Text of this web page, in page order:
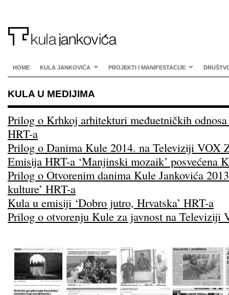
HOME KULA JANKOVIĆA PROJEKTI I MANIFESTACIJE
KULA U MEDIJIMA
Prilog o Krhkoj arhitekturi međuetničkih odnosa
HRT-a
Prilog o Danima Kule 2014. na Televiziji VOX
Emisija HRT-a ‘Manjinski mozaik’ posvećena
Prilog o Otvorenim danima Kule Jankovića
kulture’ HRT-a
Kula u emisiji ‘Dobro jutro, Hrvatska’ HRT-a
Prilog o otvorenju Kule za javnost na Televiziji